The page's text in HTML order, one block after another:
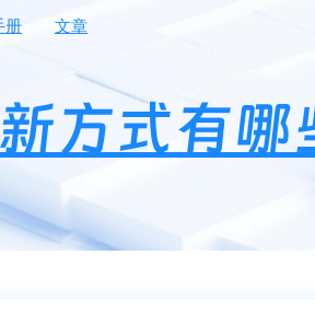
册 文章 企业微信社群拉新方式有
方式有哪